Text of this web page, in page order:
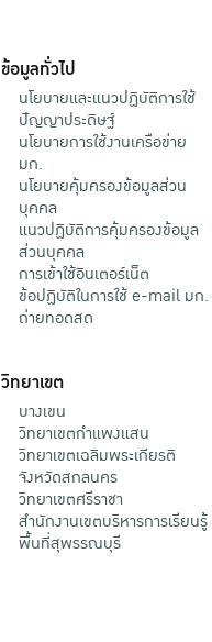
ข้อมูลทั่วไป
นโยบายและแนวปฏิบัติการใช้
ปัญญาประดิษฐ์
นโยบายการใช้งานเครือข่าย
มก.
นโยบายคุ้มครองข้อมูลส่วน
บุคคล
แนวปฏิบัติการคุ้มครองข้อมูล
ส่วนบุคคล
การเข้าใช้อินเตอร์เน็ต
ข้อปฏิบัติในการใช้ e-mail มก.
ถ่ายทอดสด
วิทยาเขต
บางเขน
วิทยาเขตกําแพงแสน
วิทยาเขตเฉลิมพระเกียรติ
จังหวัดสกลนคร
วิทยาเขตศรีราชา
สำนักงานเขตบริหารการเรียนรู้
พื้นที่สุพรรณบุรี